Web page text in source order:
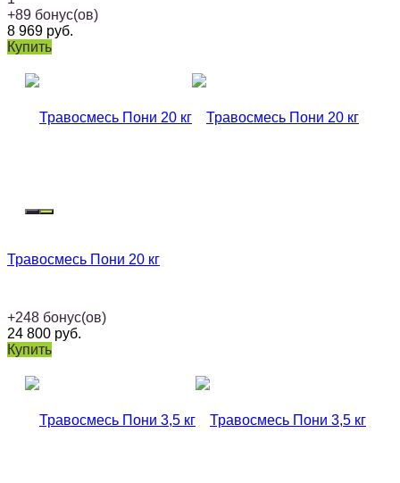
+89 бонус(ов)
8 969 руб.
Купить
Травосмесь Пони 20 кг
+248 бонус(ов)
24 800 руб.
Купить